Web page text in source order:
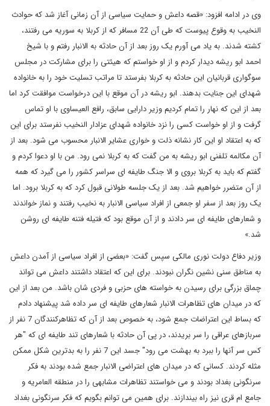
وی در ادامه افزود: «قصه داعش و حمایت سیاسی از آن زمانی آغاز شد که حوادث
النخیب به وقوع پیوست که طی آن 22 مسافر که از کربلا به سوریه می رفتند،
کشته شدند. به یاد می آورم یک روز بعد از آن حادثه به الانبار رفتم و با شیخ
احمد ابو ریشه دیدار کردم و از او خواستم که هیئتی را برای مشارکت در مجلس
سوگواری قربانیان این حادثه به کربلا بفرستد تا مراتب تسلیت خود را به خانواده
شهدای این جنایت بدهند. ابو ریشه در آن موقع با این درخواست موافقت کرد اما
بعد از این که نهار را تمام کردیم وزیر دارایی سابق، رافع العیساوی با او تماس
گرفت و از او خواست کسی را نزد خانواده شهدای عزادار النخیب نفرستد برای این
که به اعتقاد او این کار نشانه ذلت و خواری عشایر الانبار محسوب می شود. بعد از
آن مکالمه تلفنی ابو ریشه به من گفت که به کربلا نمی رود. من با او دعوا کردم و
گفتم که باید به کربلا بروی و الا جنگ طایفه ای سراسر کشور را می گیرد که همه
از آن متضرر خواهیم شد. بعد از یک جلسه طولانی قبول کرد که به کربلا برود. اما
یک روز بعد از سفر او جمعی از افراد سیاسی الانبار به نخیب رفتند و نماز خواندند
و شعارهای طایفه ای سر دادند و از آن موقع بود که فتیله فتنه طایفه ای روشن
شد.»
وزیر دفاع دولت نوری مالکی سپس گفت: «بعضی از افراد سیاسی از آمدن داعش
به مناطق سنی نشین نگران نبودند. برای این که اعتقاد داشتند داعش می تواند
چماق بزرگی برای رسیدن به خواسته های حزبی و فردی شان باشد. من بعد از این
که در میدان های تظاهرات الانبار شعارهای طایفه ای سر داده شد پیشنهاد دادم
که بساط این اعتراضات جمع شود، به خصوص بعد از آن که تظاهرکنندگان 7 نفر از
سربازهای عراقی را سر بریدند، در پی آن حادثه با شعارهای تند طایفه ای که "هر
کس سر آنها را ببرد به بهشت می رود" جسد این 7 نفر را به بدترین شکل ممکن
مثله کردند. کسانی که در میدان های اعتراضی الانبار جمع شده بودند به فکر
سرنگونی بغداد بودند و می خواستند تظاهرات مشابهی را در منطقه العامریه و
جامع ام قری نیز راه بیندازند. برای همین می توانم بگویم که فکر سرنگونی بغداد